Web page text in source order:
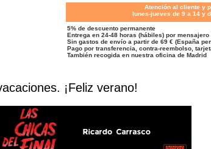
Atención al cliente y
lunes-jueves de 9 a 14 y
5% de descuento permanente
Entrega en 24-48 horas (hábiles) por mensajero
Sin gastos de envío a partir de 69 € (España
Pago por transferencia, contra-reembolso,
También recogida en nuestra oficina de Madrid
¡Feliz verano!